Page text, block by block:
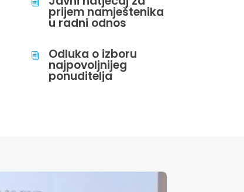
i
prijem namještenika
u radni odnos
i Odluka o izboru
najpovoljnijeg
ponuditelja